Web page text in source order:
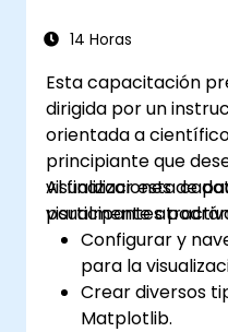
14 Horas
Esta capacitación
dirigida por un
orientada a
principiante que
visualizaciones de
visualmente
Al finalizar esta
participantes
Configurar y
para la
Crear diversos
Matplotlib.